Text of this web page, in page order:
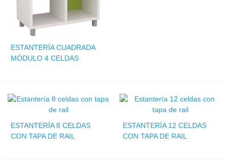
ESTANTERÍA CUADRADA
MÓDULO 4 CELDAS
ESTANTERÍA 8 CELDAS
CON TAPA DE RAIL
ESTANTERÍA 12 CELDAS
CON TAPA DE RAIL